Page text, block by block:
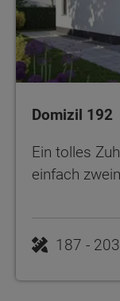
Domizil 192
Ein tolles
einfach
187 -